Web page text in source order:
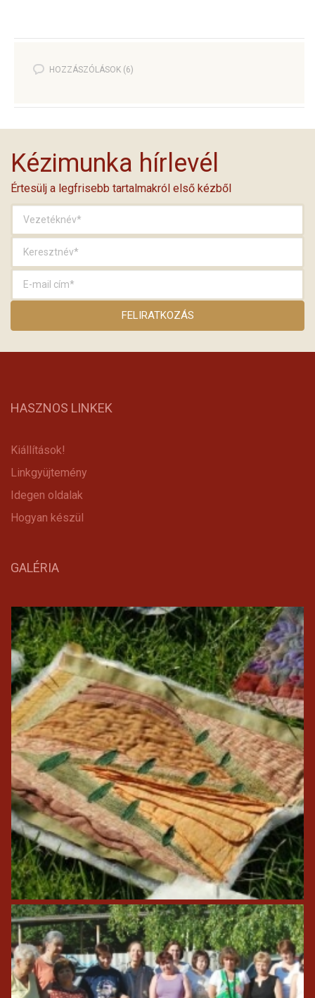
HOZZÁSZÓLÁSOK (6)
Kézimunka hírlevél
Értesülj a legfrisebb tartalmakról első kézből
HASZNOS LINKEK
Kiállítások!
Linkgyüjtemény
Idegen oldalak
Hogyan készül
GALÉRIA